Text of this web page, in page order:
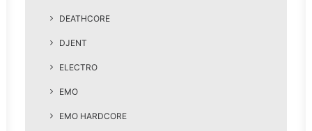
DEATHCORE
DJENT
ELECTRO
EMO
EMO HARDCORE